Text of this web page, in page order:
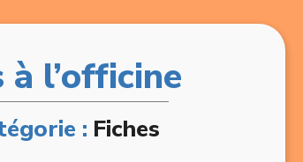
l’officine
: Fiches